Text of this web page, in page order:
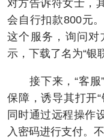
对方告诉符女士，
会自行扣款800元
这个服务，询问对
示，下载了名为“银
接下来，“客服”
保障，诱导其打开“
同时通过远程操作
入密码进行支付。